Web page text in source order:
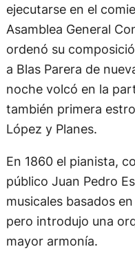
ejecutarse en el
Asamblea General
ordenó su
a Blas Parera de
noche volcó en la
también primera
López y Planes.
En 1860 el pianista,
público Juan Pedro
musicales basados
pero introdujo una
mayor armonía.